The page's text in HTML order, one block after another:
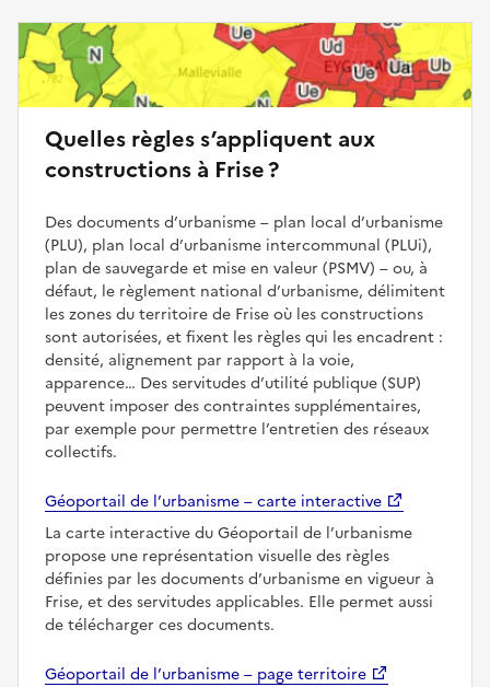
Quelles règles s’appliquent aux
constructions à Frise ?
Des documents d’urbanisme – plan local d’urbanisme
(PLU), plan local d’urbanisme intercommunal (PLUi),
plan de sauvegarde et mise en valeur (PSMV) – ou, à
défaut, le règlement national d’urbanisme, délimitent
les zones du territoire de Frise où les constructions
sont autorisées, et fixent les règles qui les encadrent :
densité, alignement par rapport à la voie,
apparence… Des servitudes d’utilité publique (SUP)
peuvent imposer des contraintes supplémentaires,
par exemple pour permettre l’entretien des réseaux
collectifs.
Géoportail de l’urbanisme – carte interactive
La carte interactive du Géoportail de l’urbanisme
propose une représentation visuelle des règles
définies par les documents d’urbanisme en vigueur à
Frise, et des servitudes applicables. Elle permet aussi
de télécharger ces documents.
Géoportail de l’urbanisme – page territoire